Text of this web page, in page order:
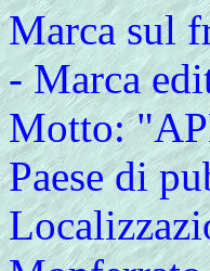
Marca sul
- Marca
Motto:
Paese di